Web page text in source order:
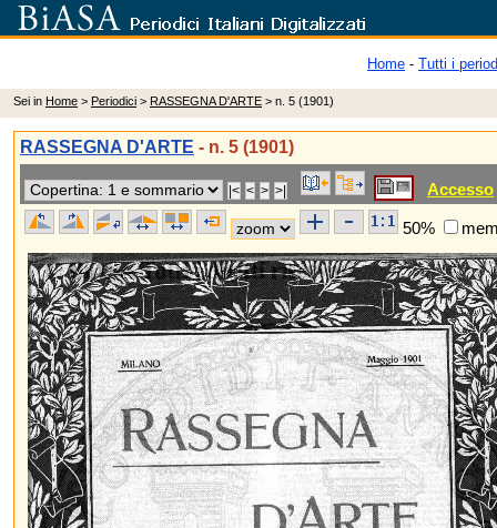
Home - Tutti i
Sei in Home > Periodici > RASSEGNA D'ARTE > n. 5 (1901)
RASSEGNA D'ARTE - n. 5 (1901)
Accesso
50%